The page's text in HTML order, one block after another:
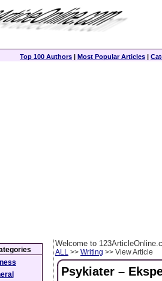
Top 100 Authors | Most Popular Articles |
Welcome to
ALL >> Writing >> View Article
Psykiater –